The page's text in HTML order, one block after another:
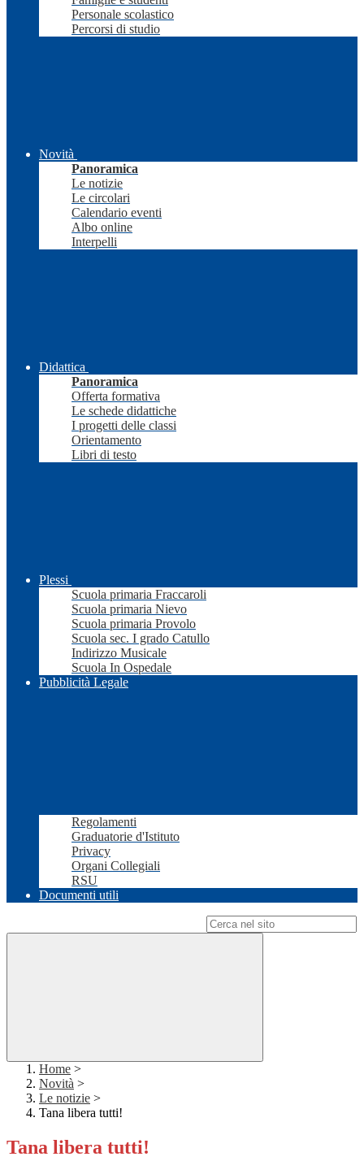
Personale scolastico
Percorsi di studio
Novità
Panoramica
Le notizie
Le circolari
Calendario eventi
Albo online
Interpelli
Didattica
Panoramica
Offerta formativa
Le schede didattiche
I progetti delle classi
Orientamento
Libri di testo
Plessi
Scuola primaria Fraccaroli
Scuola primaria Nievo
Scuola primaria Provolo
Scuola sec. I grado Catullo
Indirizzo Musicale
Scuola In Ospedale
Pubblicità Legale
Regolamenti
Graduatorie d'Istituto
Privacy
Organi Collegiali
RSU
Documenti utili
Home >
Novità >
Le notizie >
Tana libera tutti!
Tana libera tutti!